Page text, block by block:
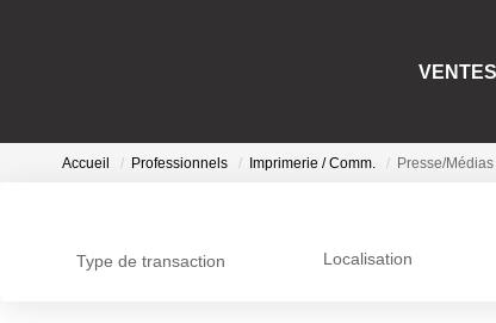
VENTES
Accueil Professionnels Imprimerie / Comm. Presse/Médias
Type de transaction Localisation